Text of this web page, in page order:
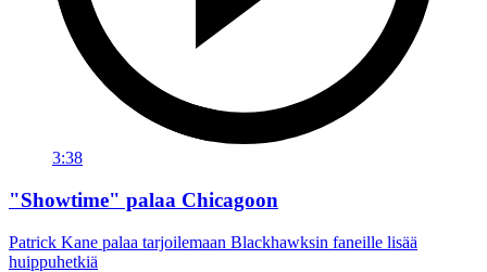
3:38
"Showtime" palaa Chicagoon
Patrick Kane palaa tarjoilemaan Blackhawksin faneille lisää
huippuhetkiä